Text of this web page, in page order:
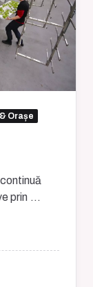
Orașe
prin ...